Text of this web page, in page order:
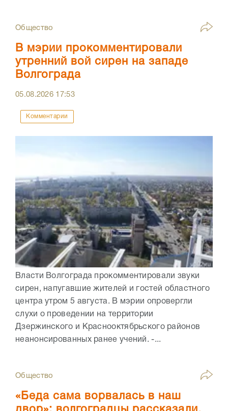
Общество
В мэрии прокомментировали
утренний вой сирен на западе
Волгограда
05.08.2026 17:53
Комментарии
Власти Волгограда прокомментировали звуки
сирен, напугавшие жителей и гостей областного
центра утром 5 августа. В мэрии опровергли
слухи о проведении на территории
Дзержинского и Краснооктябрьского районов
неанонсированных ранее учений. -...
Общество
«Беда сама ворвалась в наш